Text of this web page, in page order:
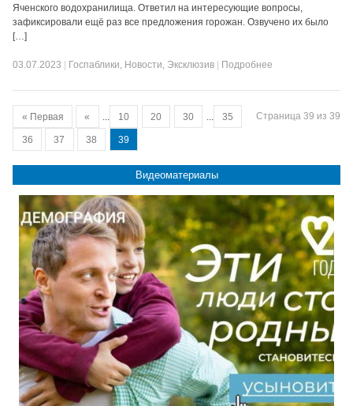
Яченского водохранилища. Ответил на интересующие вопросы,
зафиксировали ещё раз все предложения горожан. Озвучено их было
[…]
03.07.2023 Госпаблики, Новости, Эксклюзив Подробнее
Страница 39 из 39
« Первая « 10 20 30 35
36 37 38 39
Видеоматериалы